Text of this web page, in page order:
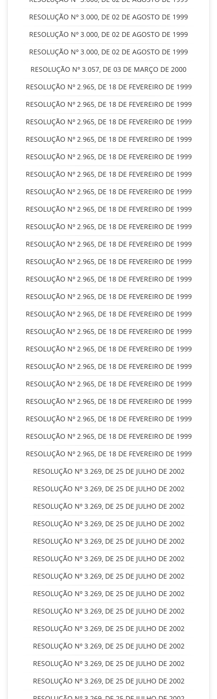
RESOLUÇÃO Nº 3.000, DE 02 DE AGOSTO DE 1999
RESOLUÇÃO Nº 3.000, DE 02 DE AGOSTO DE 1999
RESOLUÇÃO Nº 3.000, DE 02 DE AGOSTO DE 1999
RESOLUÇÃO Nº 3.057, DE 03 DE MARÇO DE 2000
RESOLUÇÃO Nº 2.965, DE 18 DE FEVEREIRO DE 1999
RESOLUÇÃO Nº 2.965, DE 18 DE FEVEREIRO DE 1999
RESOLUÇÃO Nº 2.965, DE 18 DE FEVEREIRO DE 1999
RESOLUÇÃO Nº 2.965, DE 18 DE FEVEREIRO DE 1999
RESOLUÇÃO Nº 2.965, DE 18 DE FEVEREIRO DE 1999
RESOLUÇÃO Nº 2.965, DE 18 DE FEVEREIRO DE 1999
RESOLUÇÃO Nº 2.965, DE 18 DE FEVEREIRO DE 1999
RESOLUÇÃO Nº 2.965, DE 18 DE FEVEREIRO DE 1999
RESOLUÇÃO Nº 2.965, DE 18 DE FEVEREIRO DE 1999
RESOLUÇÃO Nº 2.965, DE 18 DE FEVEREIRO DE 1999
RESOLUÇÃO Nº 2.965, DE 18 DE FEVEREIRO DE 1999
RESOLUÇÃO Nº 2.965, DE 18 DE FEVEREIRO DE 1999
RESOLUÇÃO Nº 2.965, DE 18 DE FEVEREIRO DE 1999
RESOLUÇÃO Nº 2.965, DE 18 DE FEVEREIRO DE 1999
RESOLUÇÃO Nº 2.965, DE 18 DE FEVEREIRO DE 1999
RESOLUÇÃO Nº 2.965, DE 18 DE FEVEREIRO DE 1999
RESOLUÇÃO Nº 2.965, DE 18 DE FEVEREIRO DE 1999
RESOLUÇÃO Nº 2.965, DE 18 DE FEVEREIRO DE 1999
RESOLUÇÃO Nº 2.965, DE 18 DE FEVEREIRO DE 1999
RESOLUÇÃO Nº 2.965, DE 18 DE FEVEREIRO DE 1999
RESOLUÇÃO Nº 2.965, DE 18 DE FEVEREIRO DE 1999
RESOLUÇÃO Nº 2.965, DE 18 DE FEVEREIRO DE 1999
RESOLUÇÃO Nº 3.269, DE 25 DE JULHO DE 2002
RESOLUÇÃO Nº 3.269, DE 25 DE JULHO DE 2002
RESOLUÇÃO Nº 3.269, DE 25 DE JULHO DE 2002
RESOLUÇÃO Nº 3.269, DE 25 DE JULHO DE 2002
RESOLUÇÃO Nº 3.269, DE 25 DE JULHO DE 2002
RESOLUÇÃO Nº 3.269, DE 25 DE JULHO DE 2002
RESOLUÇÃO Nº 3.269, DE 25 DE JULHO DE 2002
RESOLUÇÃO Nº 3.269, DE 25 DE JULHO DE 2002
RESOLUÇÃO Nº 3.269, DE 25 DE JULHO DE 2002
RESOLUÇÃO Nº 3.269, DE 25 DE JULHO DE 2002
RESOLUÇÃO Nº 3.269, DE 25 DE JULHO DE 2002
RESOLUÇÃO Nº 3.269, DE 25 DE JULHO DE 2002
RESOLUÇÃO Nº 3.269, DE 25 DE JULHO DE 2002